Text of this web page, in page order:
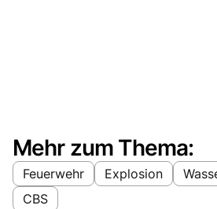
Mehr zum Thema:
Feuerwehr Explosion
CBS